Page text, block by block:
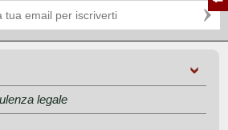
legale